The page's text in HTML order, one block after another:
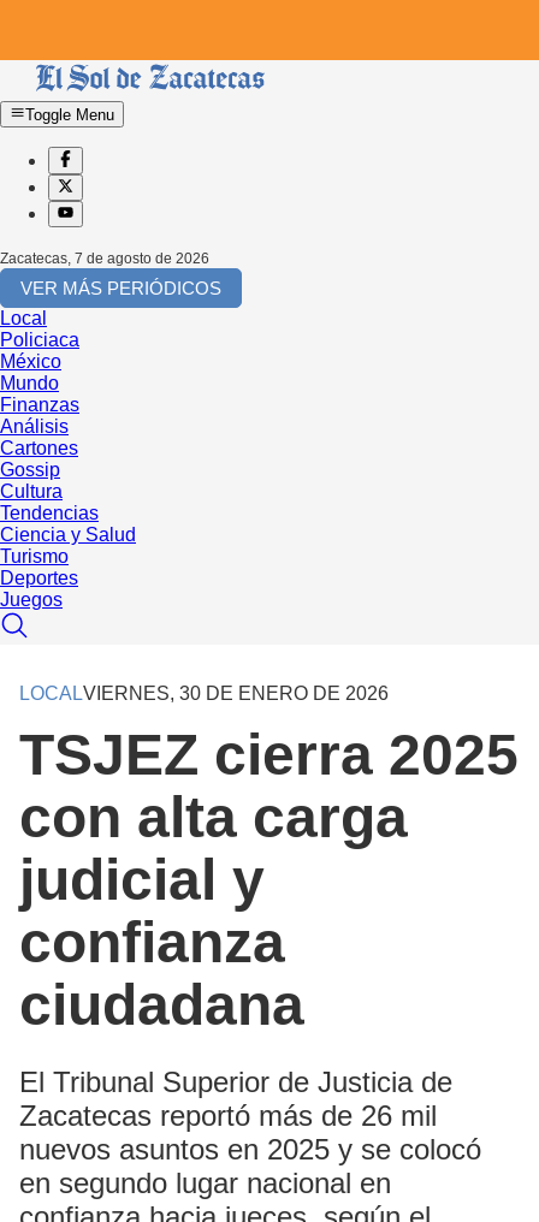
Toggle Menu
Zacatecas, 7 de agosto de 2026
VER MÁS PERIÓDICOS
Local
Policiaca
México
Mundo
Finanzas
Análisis
Cartones
Gossip
Cultura
Tendencias
Ciencia y Salud
Turismo
Deportes
Juegos
LOCALVIERNES, 30 DE ENERO DE 2026
TSJEZ cierra 2025
con alta carga
judicial y
confianza
ciudadana
El Tribunal Superior de Justicia de
Zacatecas reportó más de 26 mil
nuevos asuntos en 2025 y se colocó
en segundo lugar nacional en